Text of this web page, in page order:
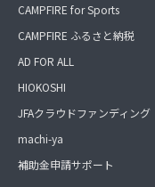
CAMPFIRE for Sports
CAMPFIRE ふるさと納税
AD FOR ALL
HIOKOSHI
JFAクラウドファンディング
machi-ya
補助金申請サポート